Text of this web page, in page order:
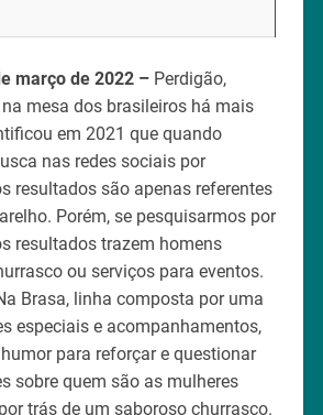
março de 2022 –Perdigão,
mesa dos brasileiros há mais
em 2021 que quando
nas redes sociais por
resultados são apenas referentes
Porém, se pesquisarmos por
resultados trazem homens
ou serviços para eventos.
Brasa, linha composta por uma
especiais e acompanhamentos,
para reforçar e questionar
sobre quem são as mulheres
trás de um saboroso churrasco.